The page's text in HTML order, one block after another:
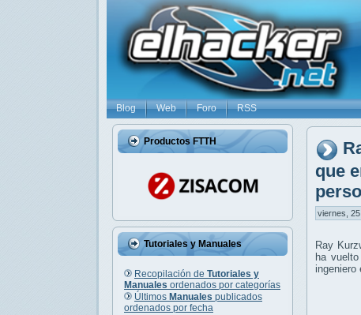
Blog Web Foro RSS
Productos FTTH
Tutoriales y Manuales
Recopilación de Tutoriales y
Manuales ordenados por categorías
Últimos Manuales publicados
ordenados por fecha
que
viernes,
Ray
ha
ingeniero